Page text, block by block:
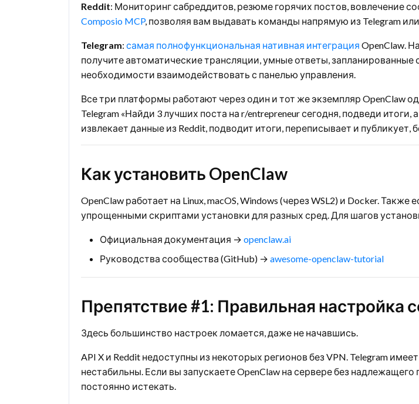
Reddit: Мониторинг сабреддитов, резюме горячих постов, вовлечение
Composio MCP, позволяя вам выдавать команды напрямую из Telegram
Telegram: самая полнофункциональная нативная интеграция OpenClaw.
получите автоматические трансляции, умные ответы,
необходимости взаимодействовать с панелью управления.
Все три платформы работают через один и тот же экземпляр OpenClaw
Telegram «Найди 3 лучших поста на r/entrepreneur сегодня, подведи
извлекает данные из Reddit, подводит итоги, переписывает и
Как установить OpenClaw
OpenClaw работает на Linux, macOS, Windows (через WSL2) и Docker.
упрощенными скриптами установки для разных сред. Для шагов
Официальная документация → openclaw.ai
Руководства сообщества (GitHub) → awesome-openclaw-tutorial
Препятствие #1: Правильная настройка
Здесь большинство настроек ломается, даже не начавшись.
API X и Reddit недоступны из некоторых регионов без VPN. Telegram
нестабильны. Если вы запускаете OpenClaw на сервере без
постоянно истекать.